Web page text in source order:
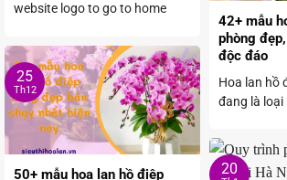
website logo to go to home
42+ mẫu
phòng
độc đáo
Hoa lan hồ
đang là loại
50+ mẫu hoa lan hồ điệp
25
Th12
20